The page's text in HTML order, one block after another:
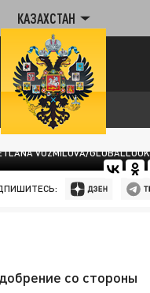
КАЗАХСТАН
VOZMILOVA/
со стороны